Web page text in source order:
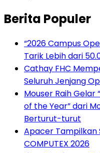
Berita Populer
“2026 Campus
Tarik Lebih dari
Cathay FHC
Seluruh Jenjang
Mouser Raih
of the Year” dari
Berturut-turut
Apacer Tampilkan
COMPUTEX 2026